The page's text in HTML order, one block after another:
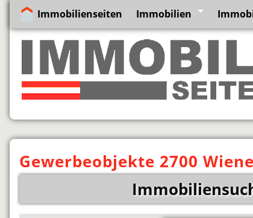
Immobilienseiten Immobilien
Gewerbeobjekte 2700